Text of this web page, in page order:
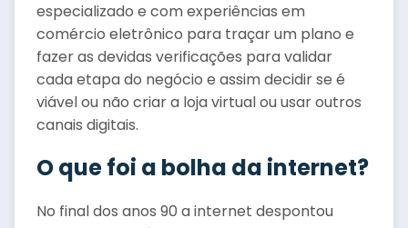
especializado e com experiências em
comércio eletrônico para traçar um plano e
fazer as devidas verificações para validar
cada etapa do negócio e assim decidir se é
viável ou não criar a loja virtual ou usar outros
canais digitais.
O que foi a bolha da internet?
No final dos anos 90 a internet despontou